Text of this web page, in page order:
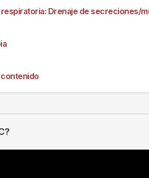
Drenaje de secreciones/